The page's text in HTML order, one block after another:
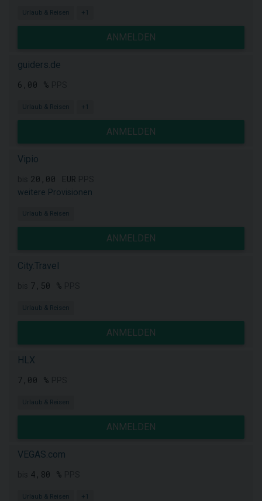
Urlaub & Reisen +1
ANMELDEN
guiders.de
6,00 %
Urlaub & Reisen +1
ANMELDEN
Vipio
20,00 EUR
weitere Provisionen
Urlaub & Reisen
ANMELDEN
City.Travel
7,50 %
Urlaub & Reisen
ANMELDEN
HLX
7,00 %
Urlaub & Reisen
ANMELDEN
VEGAS.com
4,80 %
Urlaub & Reisen +1